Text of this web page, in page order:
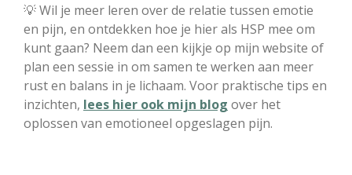
💡 Wil je meer leren over de relatie tussen emotie
en pijn, en ontdekken hoe je hier als HSP mee om
kunt gaan? Neem dan een kijkje op mijn website of
plan een sessie in om samen te werken aan meer
rust en balans in je lichaam. Voor praktische tips en
inzichten, lees hier ook mijn blog over het
oplossen van emotioneel opgeslagen pijn.